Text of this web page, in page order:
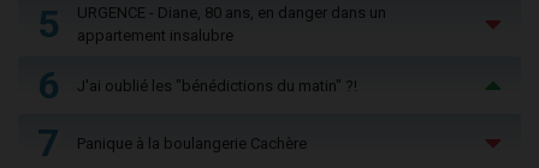
5
URGENCE - Diane, 80 ans, en danger dans un
appartement insalubre
6 J'ai oublié les "bénédictions du matin" ?!
7 Panique à la boulangerie Cachère